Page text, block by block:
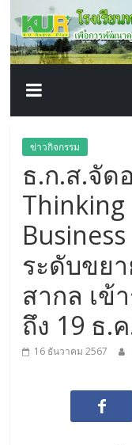
content
โรงเรี
ทาง
อากาศ​
เพื่อ
พัฒนา
คุณภา
ชีวิต
ข่าวกิจกรรม
ธ.ก.ส.จัด
Thinking
ระดับขย
สากล เข้
ถึง 19 ธ.
16 ธันวาคม 2567